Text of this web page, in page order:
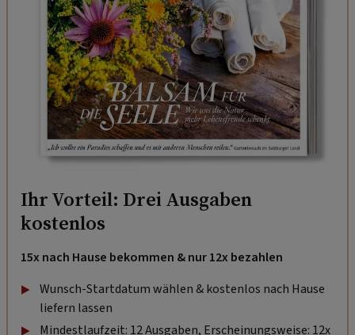
Ihr Vorteil: Drei Ausgaben
kostenlos
15x nach Hause bekommen & nur 12x bezahlen
Wunsch-Startdatum wählen & kostenlos nach Hause
liefern lassen
Mindestlaufzeit: 12 Ausgaben, Erscheinungsweise: 12x